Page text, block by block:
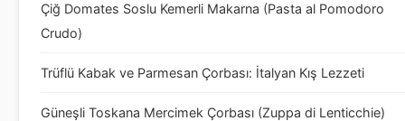
Çiğ Domates Soslu Kemerli Makarna (Pasta al Pomodoro
Crudo)
Trüflü Kabak ve Parmesan Çorbası: İtalyan Kış Lezzeti
Güneşli Toskana Mercimek Çorbası (Zuppa di Lenticchie)